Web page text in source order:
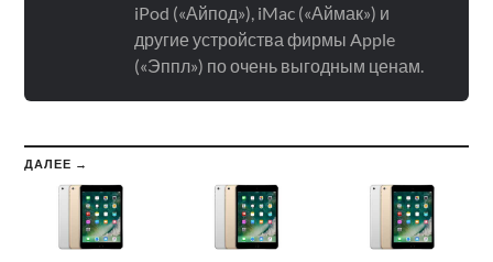
iPod («Айпод»), iMac («Аймак») и
другие устройства фирмы Apple
(«Эппл») по очень выгодным ценам.
ДАЛЕЕ →